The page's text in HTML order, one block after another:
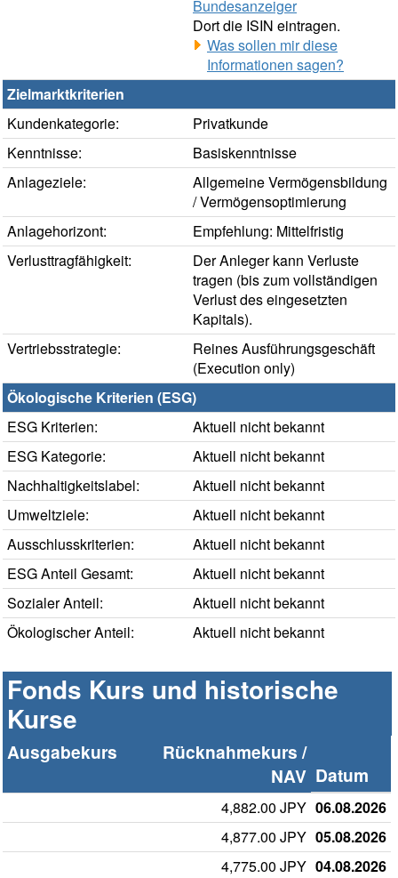
Bundesanzeiger
Dort die ISIN eintragen.
Was sollen mir diese
Informationen sagen?
Zielmarktkriterien
Kundenkategorie:
Privatkunde
Kenntnisse:
Basiskenntnisse
Anlageziele:
Allgemeine Vermögensbildung
/ Vermögensoptimierung
Anlagehorizont:
Empfehlung: Mittelfristig
Verlusttragfähigkeit:
Der Anleger kann Verluste
tragen (bis zum vollständigen
Verlust des eingesetzten
Kapitals).
Vertriebsstrategie:
Reines Ausführungsgeschäft
(Execution only)
Ökologische Kriterien (ESG)
ESG Kriterien:
Aktuell nicht bekannt
ESG Kategorie:
Aktuell nicht bekannt
Nachhaltigkeitslabel:
Aktuell nicht bekannt
Umweltziele:
Aktuell nicht bekannt
Ausschlusskriterien:
Aktuell nicht bekannt
ESG Anteil Gesamt:
Aktuell nicht bekannt
Sozialer Anteil:
Aktuell nicht bekannt
Ökologischer Anteil:
Aktuell nicht bekannt
Fonds Kurs und historische
Kurse
Ausgabekurs
Rücknahmekurs /
NAV Datum
4,882.00 JPY 06.08.2026
4,877.00 JPY 05.08.2026
4,775.00 JPY 04.08.2026